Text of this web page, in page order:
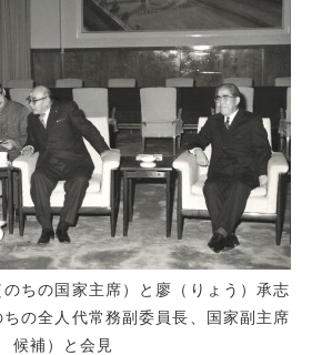
ちの国家主席）と廖（りょう）承志
の全人代常務副委員長、国家副主席
候補）と会見